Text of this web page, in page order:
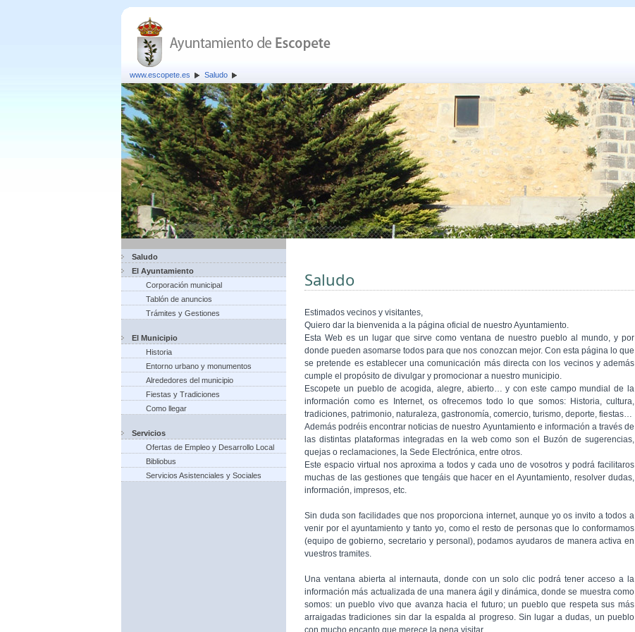
www.escopete.es Saludo
Saludo
El Ayuntamiento
Corporación municipal
Tablón de anuncios
Trámites y Gestiones
El Municipio
Historia
Entorno urbano y monumentos
Alrededores del municipio
Fiestas y Tradiciones
Como llegar
Servicios
Ofertas de Empleo y Desarrollo Local
Bibliobus
Servicios Asistenciales y Sociales
Saludo
Estimados vecinos y visitantes,
Quiero dar la bienvenida a la página oficial de nuestro Ayuntamiento.
Esta Web es un lugar que sirve como ventana de nuestro pueblo al mundo, y por
donde pueden asomarse todos para que nos conozcan mejor. Con esta página lo que
se pretende es establecer una comunicación más directa con los vecinos y además
cumple el propósito de divulgar y promocionar a nuestro municipio.
Escopete un pueblo de acogida, alegre, abierto… y con este campo mundial de la
información como es Internet, os ofrecemos todo lo que somos: Historia, cultura,
tradiciones, patrimonio, naturaleza, gastronomía, comercio, turismo, deporte, fiestas…
Además podréis encontrar noticias de nuestro Ayuntamiento e información a través de
las distintas plataformas integradas en la web como son el Buzón de sugerencias,
quejas o reclamaciones, la Sede Electrónica, entre otros.
Este espacio virtual nos aproxima a todos y cada uno de vosotros y podrá facilitaros
muchas de las gestiones que tengáis que hacer en el Ayuntamiento, resolver dudas,
información, impresos, etc.
Sin duda son facilidades que nos proporciona internet, aunque yo os invito a todos a
venir por el ayuntamiento y tanto yo, como el resto de personas que lo conformamos
(equipo de gobierno, secretario y personal), podamos ayudaros de manera activa en
vuestros tramites.
Una ventana abierta al internauta, donde con un solo clic podrá tener acceso a la
información más actualizada de una manera ágil y dinámica, donde se muestra como
somos: un pueblo vivo que avanza hacia el futuro; un pueblo que respeta sus más
arraigadas tradiciones sin dar la espalda al progreso. Sin lugar a dudas, un pueblo
con mucho encanto que merece la pena visitar.